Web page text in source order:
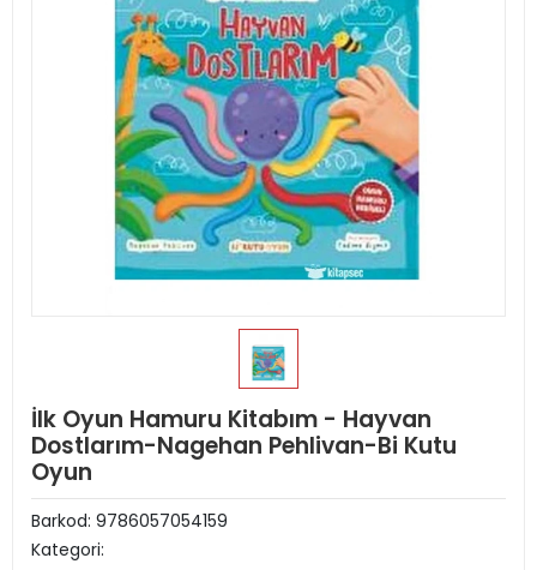
İlk Oyun Hamuru Kitabım - Hayvan
Dostlarım-Nagehan Pehlivan-Bi Kutu
Oyun
Barkod: 9786057054159
Kategori: